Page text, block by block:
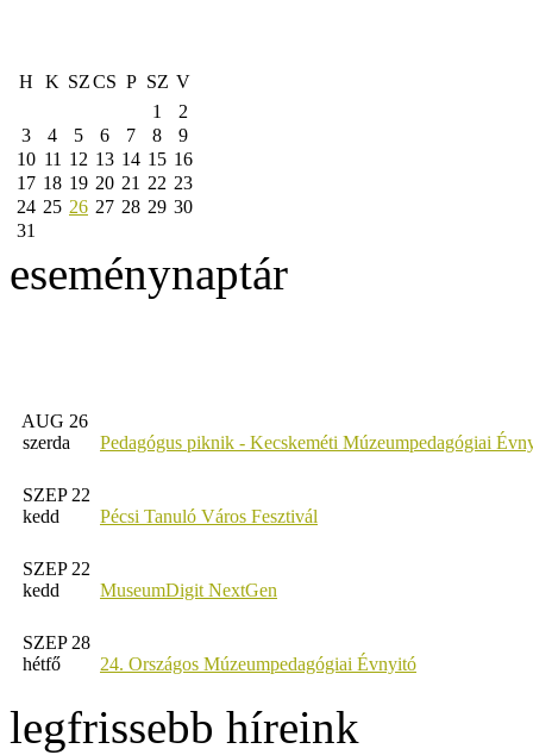
H K SZCS P SZ V
1
2
3
4 5 6 7 8
9
10 11 12 13 14 15 16
17 18 19 20 21 22 23
24 25 26 27 28 29 30
31
eseménynaptár
AUG 26
szerda
Pedagógus piknik - Kecskeméti Múzeumpedagógiai
SZEP 22
kedd
Pécsi Tanuló Város Fesztivál
SZEP 22
kedd
MuseumDigit NextGen
SZEP 28
hétfő
24. Országos Múzeumpedagógiai Évnyitó
legfrissebb híreink